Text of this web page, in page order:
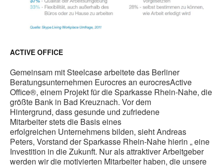
ACTIVE OFFICE
Gemeinsam mit Steelcase arbeitete das Berliner
Beratungsunternehmen Eurocres an eurocresActive
Office®, einem Projekt für die Sparkasse Rhein-Nahe, die
größte Bank in Bad Kreuznach. Vor dem
Hintergrund, dass gesunde und zufriedene
Mitarbeiter stets die Basis eines
erfolgreichen Unternehmens bilden, sieht Andreas
Peters, Vorstand der Sparkasse Rhein-Nahe hierin „ eine
Investition in die Zukunft. Nur als attraktiver Arbeitgeber
werden wir die motivierten Mitarbeiter haben, die unsere